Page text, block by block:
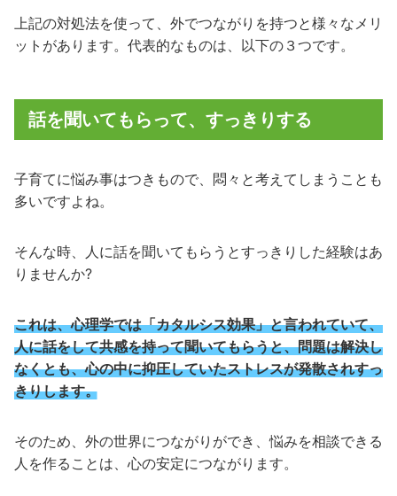
上記の対処法を使って、外でつながりを持つと様々なメリ
ットがあります。代表的なものは、以下の３つです。
話を聞いてもらって、すっきりする
子育てに悩み事はつきもので、悶々と考えてしまうことも
多いですよね。
そんな時、人に話を聞いてもらうとすっきりした経験はあ
りませんか?
これは、心理学では「カタルシス効果」と言われていて、
人に話をして共感を持って聞いてもらうと、問題は解決し
なくとも、心の中に抑圧していたストレスが発散されすっ
きりします。
そのため、外の世界につながりができ、悩みを相談できる
人を作ることは、心の安定につながります。